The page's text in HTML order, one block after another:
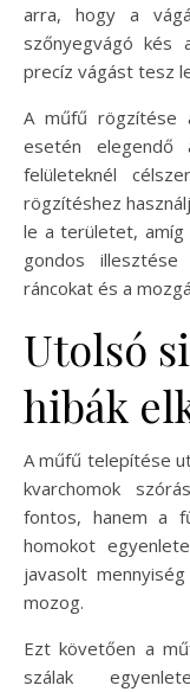
arra, hogy a
szőnyegvágó kés
precíz vágást tesz
A műfű rögzítése
esetén elegendő
felületeknél
rögzítéshez
le a területet, amíg
gondos
ráncokat és a
Utolsó
hibák
A műfű telepítése
kvarchomok
fontos, hanem a
homokot
javasolt
mozog.
Ezt követően a
szálak